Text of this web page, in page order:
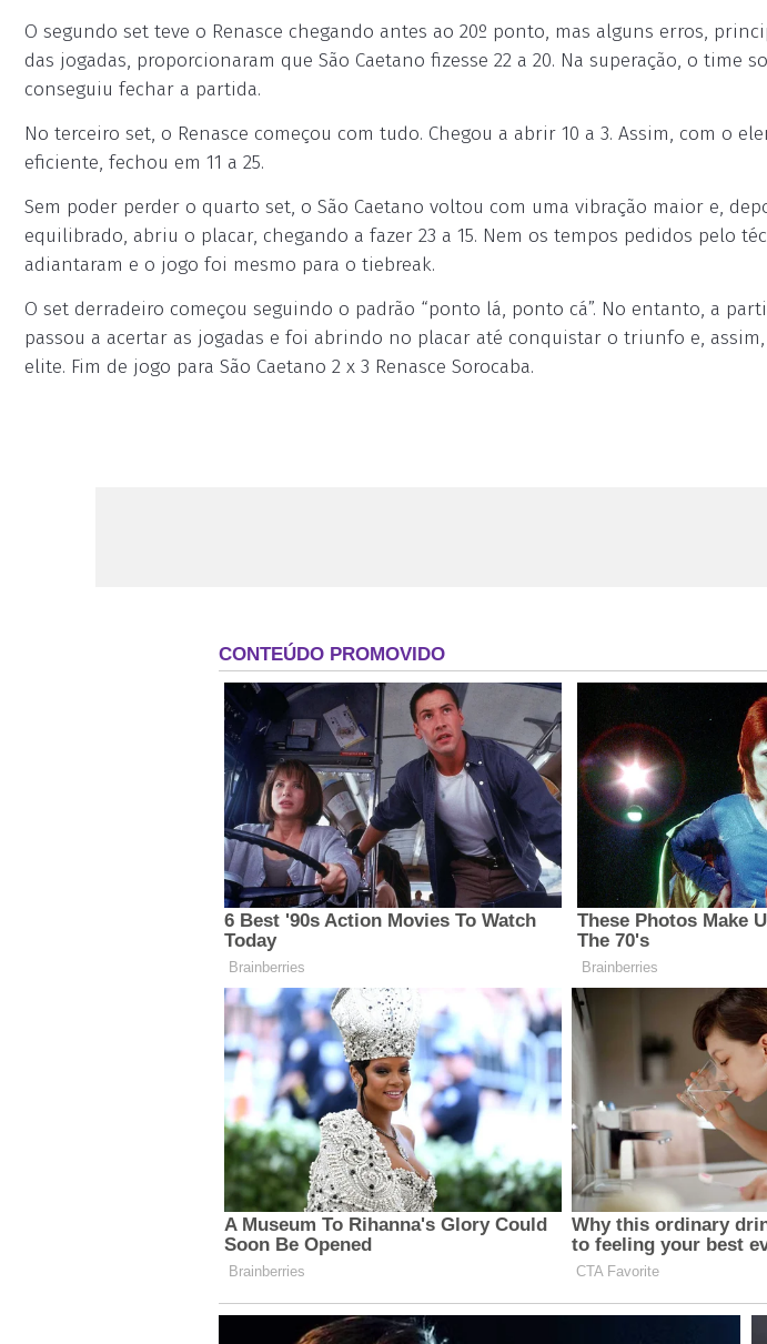
O segundo set teve o Renasce chegando antes ao 20º ponto, mas alguns erros,
das jogadas, proporcionaram que São Caetano fizesse 22 a 20. Na superação, o time
conseguiu fechar a partida.
No terceiro set, o Renasce começou com tudo. Chegou a abrir 10 a 3. Assim, com o
eficiente, fechou em 11 a 25.
Sem poder perder o quarto set, o São Caetano voltou com uma vibração maior e,
equilibrado, abriu o placar, chegando a fazer 23 a 15. Nem os tempos pedidos pelo
adiantaram e o jogo foi mesmo para o tiebreak.
O set derradeiro começou seguindo o padrão “ponto lá, ponto cá”. No entanto, a
passou a acertar as jogadas e foi abrindo no placar até conquistar o triunfo e,
elite. Fim de jogo para São Caetano 2 x 3 Renasce Sorocaba.